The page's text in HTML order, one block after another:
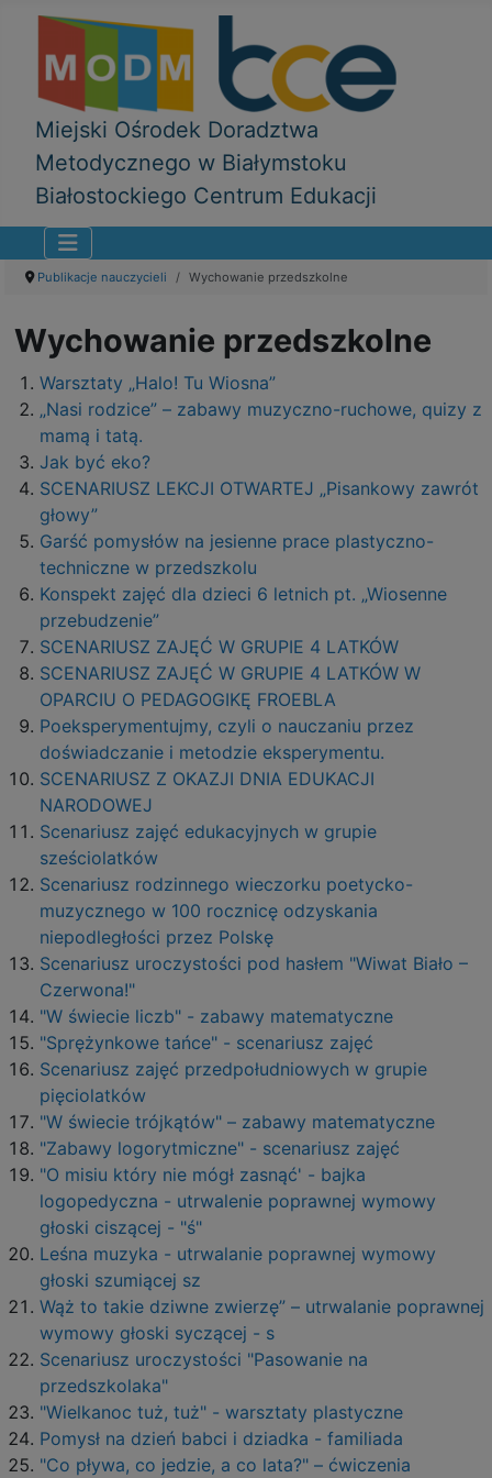
Miejski Ośrodek Doradztwa
Metodycznego w Białymstoku
Białostockiego Centrum Edukacji
Publikacje nauczycieli Wychowanie przedszkolne
Wychowanie przedszkolne
Warsztaty „Halo! Tu Wiosna”
„Nasi rodzice” – zabawy muzyczno-ruchowe, quizy z
mamą i tatą.
Jak być eko?
SCENARIUSZ LEKCJI OTWARTEJ „Pisankowy zawrót
głowy”
Garść pomysłów na jesienne prace plastyczno-
techniczne w przedszkolu
Konspekt zajęć dla dzieci 6 letnich pt. „Wiosenne
przebudzenie”
SCENARIUSZ ZAJĘĆ W GRUPIE 4 LATKÓW
SCENARIUSZ ZAJĘĆ W GRUPIE 4 LATKÓW W
OPARCIU O PEDAGOGIKĘ FROEBLA
Poeksperymentujmy, czyli o nauczaniu przez
doświadczanie i metodzie eksperymentu.
SCENARIUSZ Z OKAZJI DNIA EDUKACJI
NARODOWEJ
Scenariusz zajęć edukacyjnych w grupie
sześciolatków
Scenariusz rodzinnego wieczorku poetycko-
muzycznego w 100 rocznicę odzyskania
niepodległości przez Polskę
Scenariusz uroczystości pod hasłem "Wiwat Biało –
Czerwona!"
"W świecie liczb" - zabawy matematyczne
"Sprężynkowe tańce" - scenariusz zajęć
Scenariusz zajęć przedpołudniowych w grupie
pięciolatków
"W świecie trójkątów" – zabawy matematyczne
"Zabawy logorytmiczne" - scenariusz zajęć
"O misiu który nie mógł zasnąć' - bajka
logopedyczna - utrwalenie poprawnej wymowy
głoski ciszącej - "ś"
Leśna muzyka - utrwalanie poprawnej wymowy
głoski szumiącej sz
Wąż to takie dziwne zwierzę” – utrwalanie poprawnej
wymowy głoski syczącej - s
Scenariusz uroczystości "Pasowanie na
przedszkolaka"
"Wielkanoc tuż, tuż" - warsztaty plastyczne
Pomysł na dzień babci i dziadka - familiada
"Co pływa, co jedzie, a co lata?" – ćwiczenia